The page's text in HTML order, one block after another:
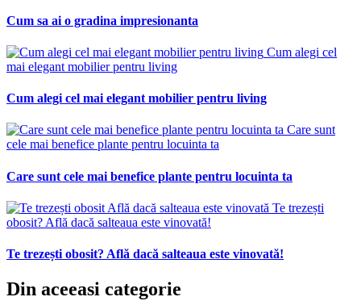
Cum sa ai o gradina impresionanta
Cum alegi cel
mai elegant mobilier pentru living
Cum alegi cel mai elegant mobilier pentru living
Care sunt
cele mai benefice plante pentru locuinta ta
Care sunt cele mai benefice plante pentru locuinta ta
Te trezești
obosit? Află dacă salteaua este vinovată!
Te trezești obosit? Află dacă salteaua este vinovată!
Din aceeasi categorie